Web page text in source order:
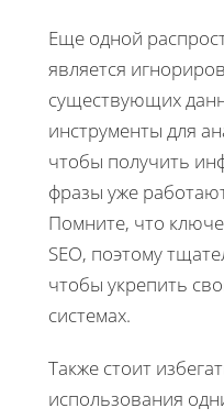
Еще одной
является
существующих
инструменты для
чтобы получить
фразы уже
Помните, что
SEO, поэтому
чтобы укрепить
системах.
Также стоит
использования